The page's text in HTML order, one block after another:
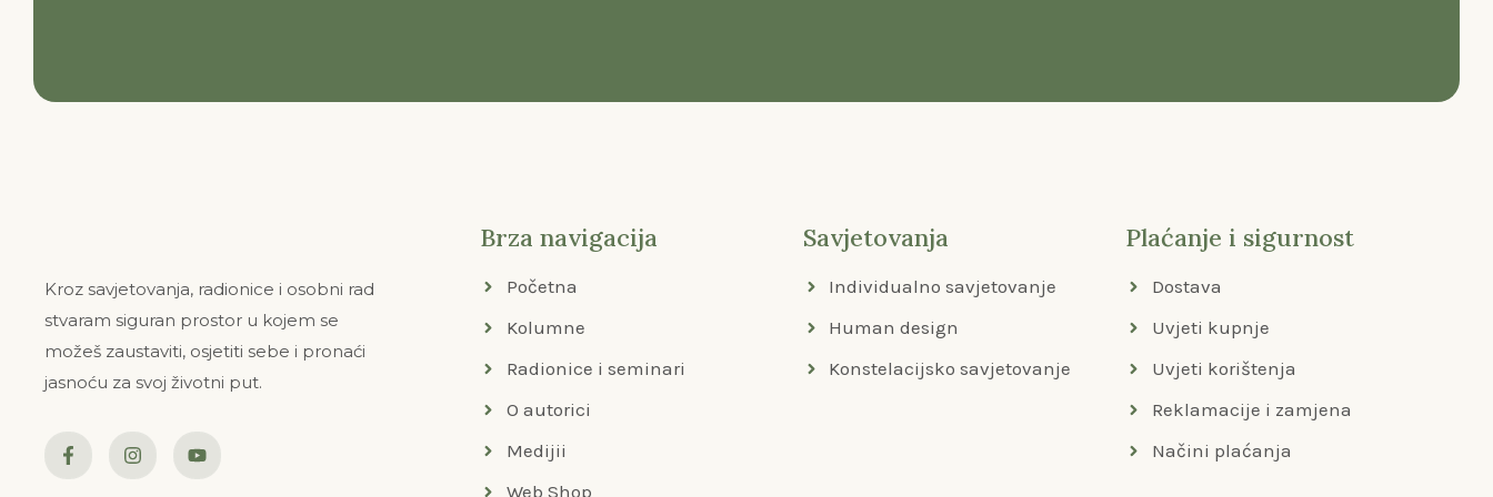
Kroz savjetovanja, radionice i osobni rad
stvaram siguran prostor u kojem se
možeš zaustaviti, osjetiti sebe i pronaći
jasnoću za svoj životni put.
a
n
o
Brza navigacija
Početna
Kolumne
Radionice i seminari
O autorici
Medijii
Web Shop
Savjetovanja
Individualno savjetovanje
Human design
Konstelacijsko savjetovanje
Plaćanje i sigurnost
Dostava
Uvjeti kupnje
Uvjeti korištenja
Reklamacije i zamjena
Načini plaćanja